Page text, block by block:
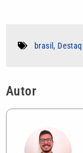
brasil ,
Autor